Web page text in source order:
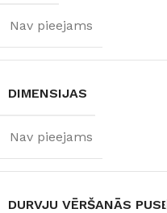
Nav pieejams
DIMENSIJAS
Nav pieejams
DURVJU VĒRŠANĀS PUSE